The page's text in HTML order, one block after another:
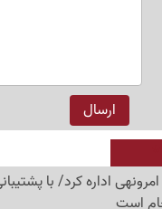
اداره کرد/ با
است